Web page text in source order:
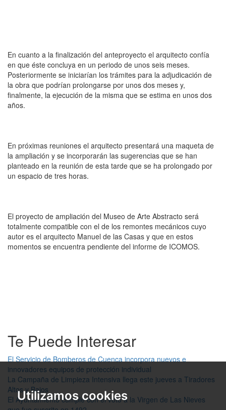
Utilizamos cookies
En cuanto a la finalización del anteproyecto el arquitecto confía
en que éste concluya en un periodo de unos seis meses.
Posteriormente se iniciarían los trámites para la adjudicación de
la obra que podrían prolongarse por unos dos meses y,
finalmente, la ejecución de la misma que se estima en unos dos
años.
En próximas reuniones el arquitecto presentará una maqueta de
la ampliación y se incorporarán las sugerencias que se han
planteado en la reunión de esta tarde que se ha prolongado por
un espacio de tres horas.
El proyecto de ampliación del Museo de Arte Abstracto será
totalmente compatible con el de los remontes mecánicos cuyo
autor es el arquitecto Manuel de las Casas y que en estos
momentos se encuentra pendiente del informe de ICOMOS.
Te Puede Interesar
El Servicio de Bomberos de Cuenca incorpora nuevos e
innovadores equipos de protección individual
La Campaña de Limpieza Intensiva llega este jueves a Tiradores
Altos y Bajos
El Ayuntamiento cumple con el voto a la Virgen de Las Nieves